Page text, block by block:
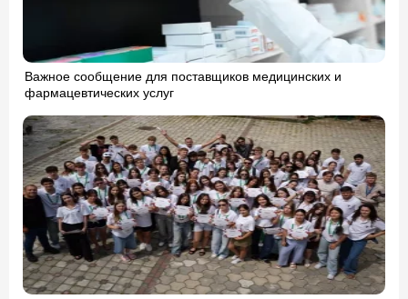
Важное сообщение для поставщиков медицинских и
фармацевтических услуг